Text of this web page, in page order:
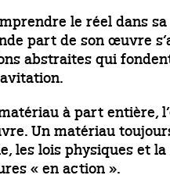
le réel dans
part de son œuvre
abstraites qui
à part entière,
Un matériau
les lois physiques et
« en action ».